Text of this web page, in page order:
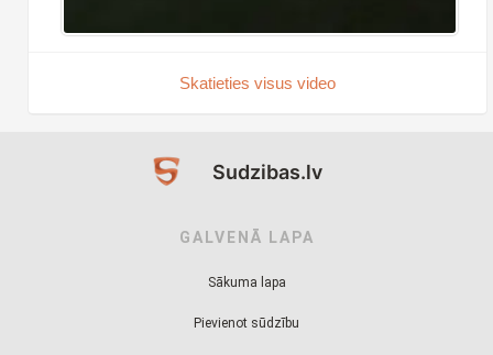
Skatieties visus video
Sudzibas.lv
GALVENĀ LAPA
Sākuma lapa
Pievienot sūdzību